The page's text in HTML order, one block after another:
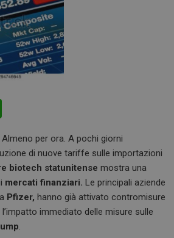
at
s
A
p
p
per ora. A pochi giorni
di nuove tariffe sulle importazioni
biotech statunitense mostra una
mercati finanziari. Le principali aziende
a Pfizer, hanno già attivato contromisure
immediato delle misure sulle
.